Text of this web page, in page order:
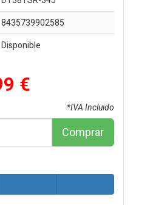
8435739902585
Disponible
€
*IVA Incluido
Comprar